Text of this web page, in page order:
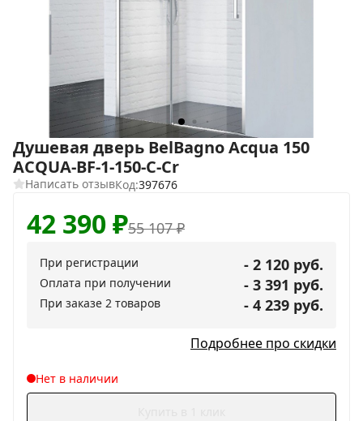
Душевая дверь BelBagno Acqua 150
ACQUA-BF-1-150-C-Cr
Написать отзывКод:397676
55 107₽
42 390₽
При регистрации - 2 120 руб.
Оплата при получении - 3 391 руб.
При заказе 2 товаров - 4 239 руб.
Подробнее про скидки
Нет в наличии